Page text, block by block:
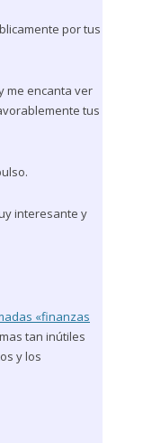
por tus
me encanta ver
tus
interesante y
«finanzas
tan inútiles
y los